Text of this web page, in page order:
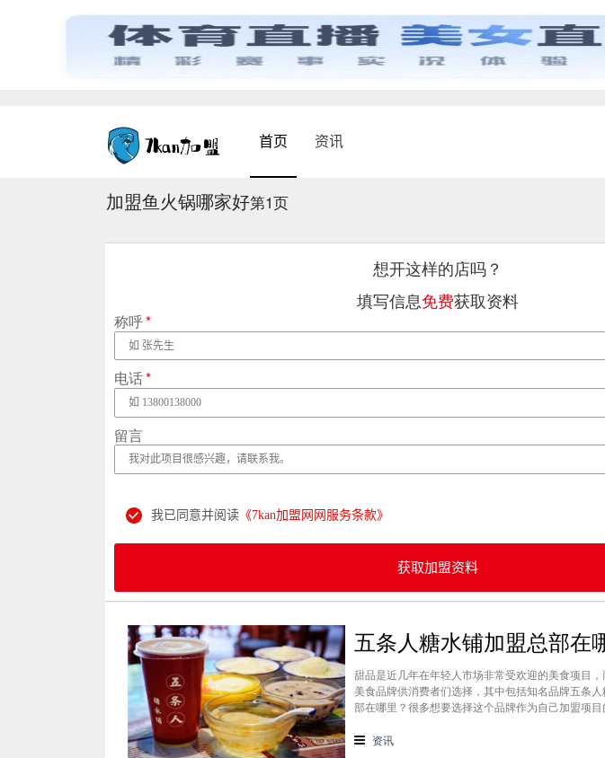
首页 资讯
加盟鱼火锅哪家好第1页
想开这样的店吗？
填写信息免费获取资料
称呼*
电话*
留言
我已同意并阅读 《7kan加盟网网服务条款》
获取加盟资料
甜品是近几年在年轻人市场非常受欢迎的美食项目
美食品牌供消费者们选择，其中包括知名品牌五条
部在哪里？很多想要选择这个品牌作为自己加盟项
条人糖水铺加盟情况，欢迎大家前来考察。五条人糖
资讯